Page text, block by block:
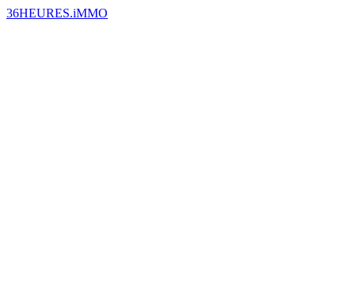
36HEURES.iMMO